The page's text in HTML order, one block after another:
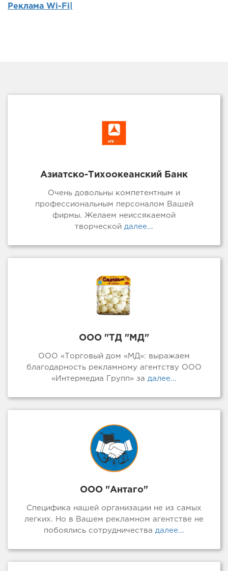
Реклама Wi-Fi|
Азиатско-Тихоокеанский Банк
Очень довольны компетентным и
профессиональным персоналом Вашей
фирмы. Желаем неиссякаемой
творческой далее...
ООО "ТД "МД"
ООО «Торговый дом «МД»: выражаем
благодарность рекламному агентству ООО
«Интермедиа Групп» за далее...
ООО "Антаго"
Специфика нашей организации не из самых
легких. Но в Вашем рекламном агентстве не
побоялись сотрудничества далее...